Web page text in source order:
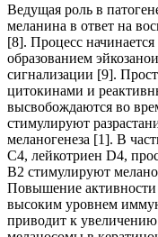
Ведущая роль в
меланина в ответ на
[8]. Процесс
образованием
сигнализации [9].
цитокинами и
высвобождаются во
стимулируют
меланогенеза [1]. В
C4, лейкотриен D4,
В2 стимулируют
Повышение активности
высоким уровнем
приводит к увеличению